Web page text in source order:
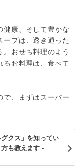
健康、そして豊かな
ープは、透き通った
おせち料理のよう
るお料理は、食べて
で、まずはスーパー
クス」を知ってい
も教えます -